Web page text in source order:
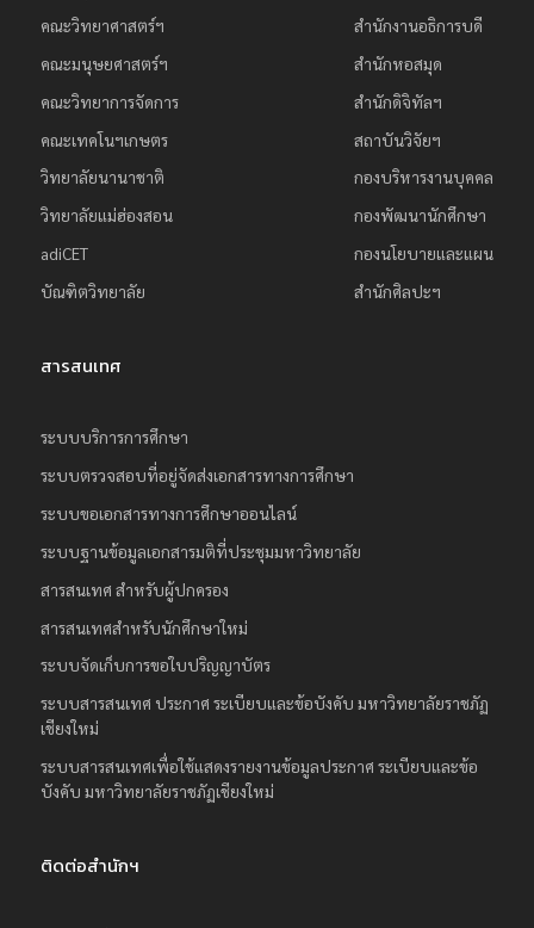
คณะวิทยาศาสตร์ฯ
คณะมนุษยศาสตร์ฯ
คณะวิทยาการจัดการ
คณะเทคโนฯเกษตร
วิทยาลัยนานาชาติ
วิทยาลัยแม่ฮ่องสอน
adiCET
บัณฑิตวิทยาลัย
สำนักงานอธิการบดี
สำนักหอสมุด
สำนักดิจิทัลฯ
สถาบันวิจัยฯ
กองบริหารงานบุคคล
กองพัฒนานักศึกษา
กองนโยบายและแผน
สำนักศิลปะฯ
สารสนเทศ
ระบบบริการการศึกษา
ระบบตรวจสอบที่อยู่จัดส่งเอกสารทางการศึกษา
ระบบขอเอกสารทางการศึกษาออนไลน์
ระบบฐานข้อมูลเอกสารมติที่ประชุมมหาวิทยาลัย
สารสนเทศ สำหรับผู้ปกครอง
สารสนเทศสำหรับนักศึกษาใหม่
ระบบจัดเก็บการขอใบปริญญาบัตร
ระบบสารสนเทศ ประกาศ ระเบียบและข้อบังคับ มหาวิทยาลัยราชภัฏ
เชียงใหม่
ระบบสารสนเทศเพื่อใช้แสดงรายงานข้อมูลประกาศ ระเบียบและข้อ
บังคับ มหาวิทยาลัยราชภัฏเชียงใหม่
ติดต่อสำนักฯ